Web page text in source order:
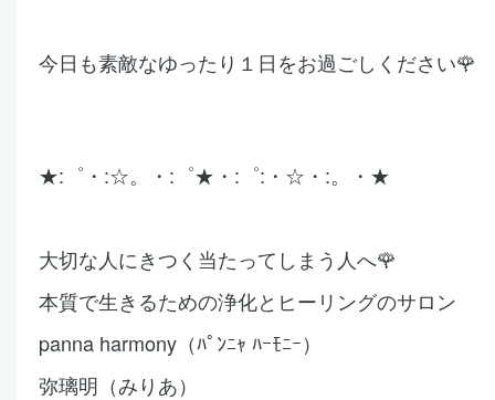
今日も素敵なゆったり１日をお過ごしください🌹
★:゜・:☆。・:゜★ ・:゜:・☆・:。・★
大切な人にきつく当たってしまう人へ🌹
本質で生きるための浄化と ヒーリングのサロン
panna harmony（ﾊﾟﾝﾆｬ ﾊｰﾓﾆｰ）
弥璃明（みりあ）